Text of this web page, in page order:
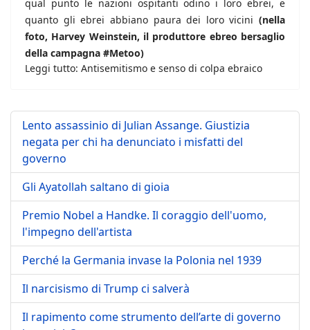
qual punto le nazioni ospitanti odino i loro ebrei, e
quanto gli ebrei abbiano paura dei loro vicini (nella
foto, Harvey Weinstein, il produttore ebreo bersaglio
della campagna #Metoo)
Leggi tutto: Antisemitismo e senso di colpa ebraico
Lento assassinio di Julian Assange. Giustizia
negata per chi ha denunciato i misfatti del
governo
Gli Ayatollah saltano di gioia
Premio Nobel a Handke. Il coraggio dell'uomo,
l'impegno dell'artista
Perché la Germania invase la Polonia nel 1939
Il narcisismo di Trump ci salverà
Il rapimento come strumento dell’arte di governo